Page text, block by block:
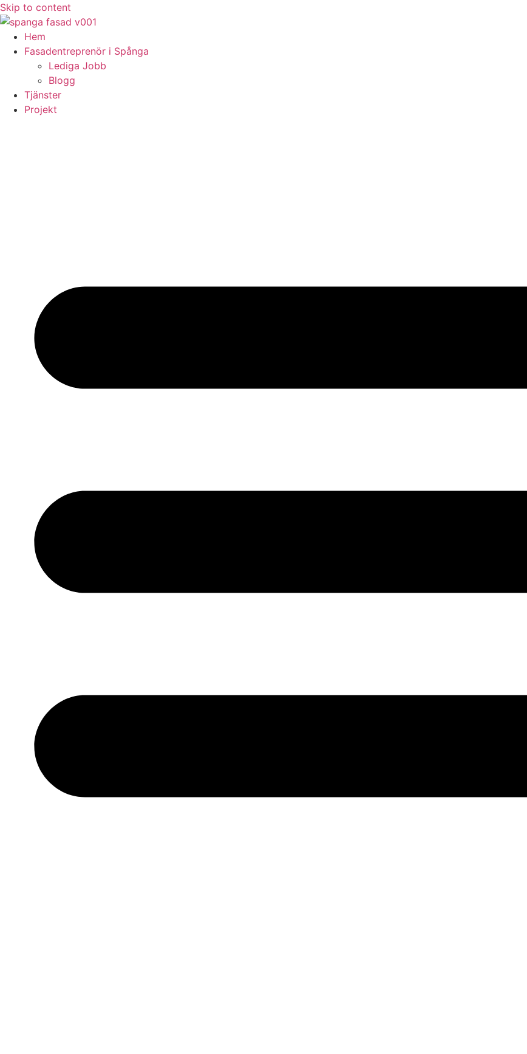
Skip to content
Hem
Fasadentreprenör i Spånga
Lediga Jobb
Blogg
Tjänster
Projekt